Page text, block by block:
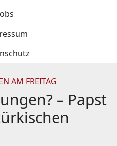
AM FREITAG
– Papst